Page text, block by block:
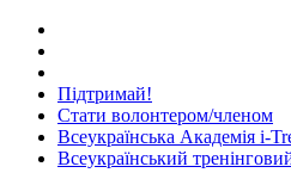
Підтримай!
Стати волонтером/членом
Всеукраїнська Академія i-
Всеукраїнський